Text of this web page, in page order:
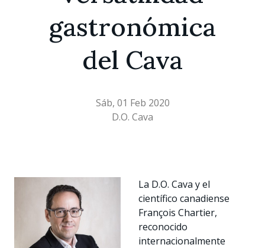
gastronómica
del Cava
Sáb, 01 Feb 2020
D.O. Cava
La D.O. Cava y el
científico canadiense
François Chartier,
reconocido
internacionalmente